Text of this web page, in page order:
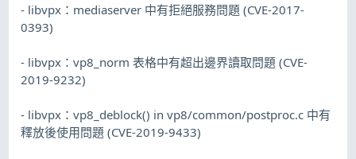
- libvpx：mediaserver 中有拒絕服務問題 (CVE-2017-
0393)
- libvpx：vp8_norm 表格中有超出邊界讀取問題 (CVE-
2019-9232)
- libvpx：vp8_deblock() in vp8/common/postproc.c 中有
釋放後使用問題 (CVE-2019-9433)